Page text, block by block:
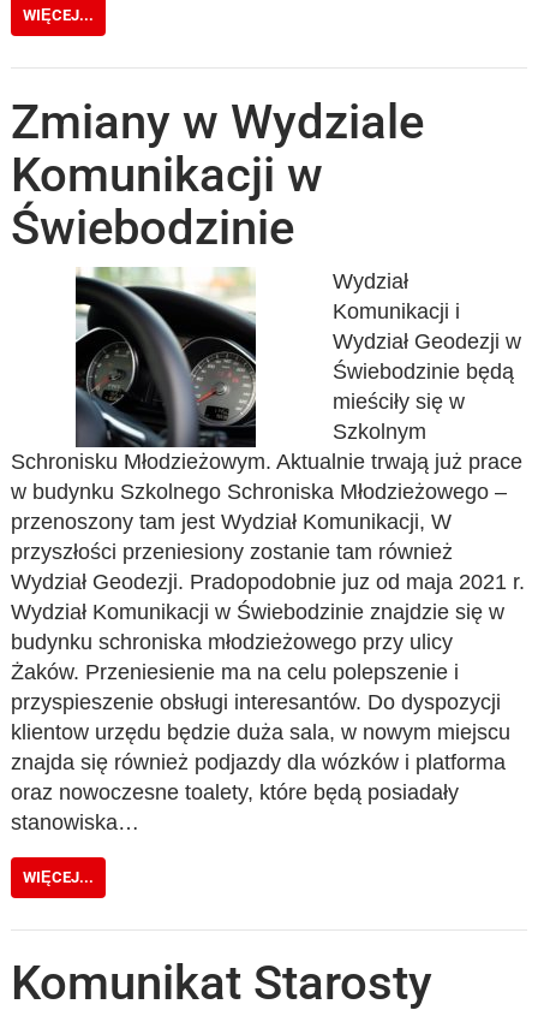
WIĘCEJ...
Zmiany w Wydziale
Komunikacji w
Świebodzinie
Wydział
Komunikacji i
Wydział Geodezji w
Świebodzinie będą
mieściły się w
Szkolnym
Schronisku Młodzieżowym. Aktualnie trwają już prace
w budynku Szkolnego Schroniska Młodzieżowego –
przenoszony tam jest Wydział Komunikacji, W
przyszłości przeniesiony zostanie tam również
Wydział Geodezji. Pradopodobnie juz od maja 2021 r.
Wydział Komunikacji w Świebodzinie znajdzie się w
budynku schroniska młodzieżowego przy ulicy
Żaków. Przeniesienie ma na celu polepszenie i
przyspieszenie obsługi interesantów. Do dyspozycji
klientow urzędu będzie duża sala, w nowym miejscu
znajda się również podjazdy dla wózków i platforma
oraz nowoczesne toalety, które będą posiadały
stanowiska…
WIĘCEJ...
Komunikat Starosty